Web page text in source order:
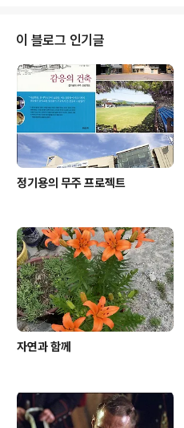
이 블로그 인기글
정기용의 무주 프로젝트
자연과 함께